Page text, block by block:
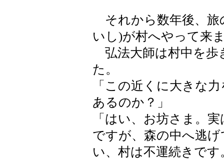
それから数年後、旅
いし)が村へやって来
弘法大師は村中を歩
た。
「この近くに大きな
あるのか？」
「はい、お坊さま。
ですが、森の中へ逃
い、村は不運続きで